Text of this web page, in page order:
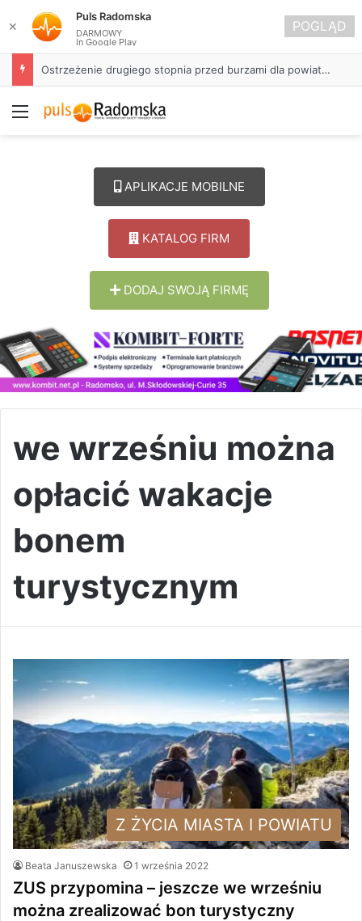
Ostrzeżenie drugiego stopnia przed burzami dla powiatu radomszczańskiego
Menu
APLIKACJE MOBILNE
KATALOG FIRM
DODAJ SWOJĄ FIRMĘ
we wrześniu można
opłacić wakacje
bonem
turystycznym
Z ŻYCIA MIASTA I POWIATU
Beata Januszewska 1 września 2022
ZUS przypomina – jeszcze we wrześniu
można zrealizować bon turystyczny
✕
Puls Radomska
DARMOWY
In Google Play
POGLĄD